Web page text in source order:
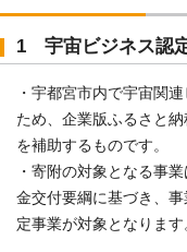
1 宇宙ビジネス認
・宇都宮市内で宇宙関
ため、企業版ふるさと
を補助するものです。
・寄附の対象となる事
金交付要綱に基づき、
定事業が対象となります